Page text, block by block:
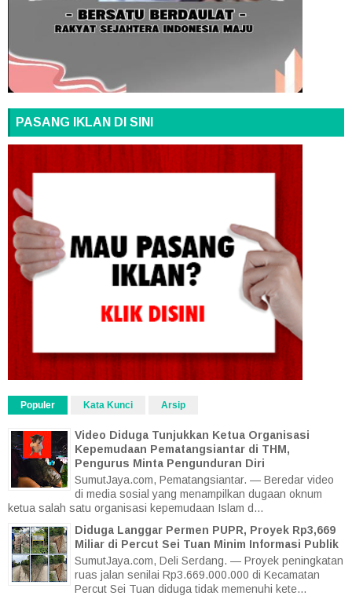
PASANG IKLAN DI SINI
Populer Kata Kunci Arsip
Video Diduga Tunjukkan Ketua Organisasi
Kepemudaan Pematangsiantar di THM,
Pengurus Minta Pengunduran Diri
SumutJaya.com, Pematangsiantar. — Beredar video
di media sosial yang menampilkan dugaan oknum
ketua salah satu organisasi kepemudaan Islam d...
Diduga Langgar Permen PUPR, Proyek Rp3,669
Miliar di Percut Sei Tuan Minim Informasi Publik
SumutJaya.com, Deli Serdang. — Proyek peningkatan
ruas jalan senilai Rp3.669.000.000 di Kecamatan
Percut Sei Tuan diduga tidak memenuhi kete...